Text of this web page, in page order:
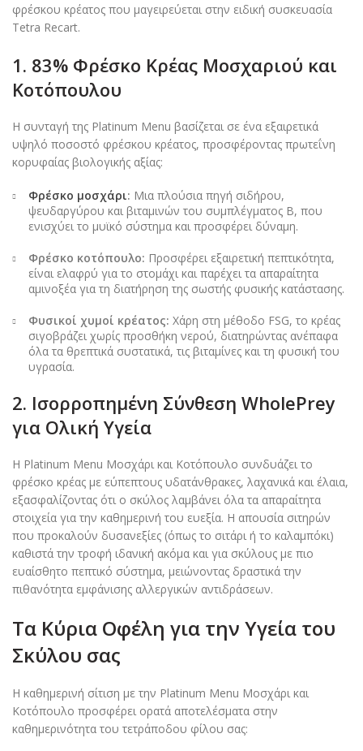
φρέσκου κρέατος που μαγειρεύεται στην ειδική συσκευασία
Tetra Recart.
1. 83% Φρέσκο Κρέας Μοσχαριού και
Κοτόπουλου
Η συνταγή της Platinum Menu βασίζεται σε ένα εξαιρετικά
υψηλό ποσοστό φρέσκου κρέατος, προσφέροντας πρωτεΐνη
κορυφαίας βιολογικής αξίας:
Φρέσκο μοσχάρι: Μια πλούσια πηγή σιδήρου,
ψευδαργύρου και βιταμινών του συμπλέγματος Β, που
ενισχύει το μυϊκό σύστημα και προσφέρει δύναμη.
Φρέσκο κοτόπουλο: Προσφέρει εξαιρετική πεπτικότητα,
είναι ελαφρύ για το στομάχι και παρέχει τα απαραίτητα
αμινοξέα για τη διατήρηση της σωστής φυσικής κατάστασης.
Φυσικοί χυμοί κρέατος: Χάρη στη μέθοδο FSG, το κρέας
σιγοβράζει χωρίς προσθήκη νερού, διατηρώντας ανέπαφα
όλα τα θρεπτικά συστατικά, τις βιταμίνες και τη φυσική του
υγρασία.
2. Ισορροπημένη Σύνθεση WholePrey
για Ολική Υγεία
Η Platinum Menu Μοσχάρι και Κοτόπουλο συνδυάζει το
φρέσκο κρέας με εύπεπτους υδατάνθρακες, λαχανικά και έλαια,
εξασφαλίζοντας ότι ο σκύλος λαμβάνει όλα τα απαραίτητα
στοιχεία για την καθημερινή του ευεξία. Η απουσία σιτηρών
που προκαλούν δυσανεξίες (όπως το σιτάρι ή το καλαμπόκι)
καθιστά την τροφή ιδανική ακόμα και για σκύλους με πιο
ευαίσθητο πεπτικό σύστημα, μειώνοντας δραστικά την
πιθανότητα εμφάνισης αλλεργικών αντιδράσεων.
Τα Κύρια Οφέλη για την Υγεία του
Σκύλου σας
Η καθημερινή σίτιση με την Platinum Menu Μοσχάρι και
Κοτόπουλο προσφέρει ορατά αποτελέσματα στην
καθημερινότητα του τετράποδου φίλου σας: